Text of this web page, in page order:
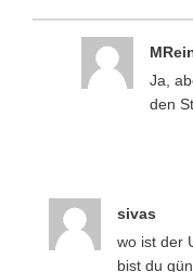
Ja,
den
sivas
wo ist der
bist du